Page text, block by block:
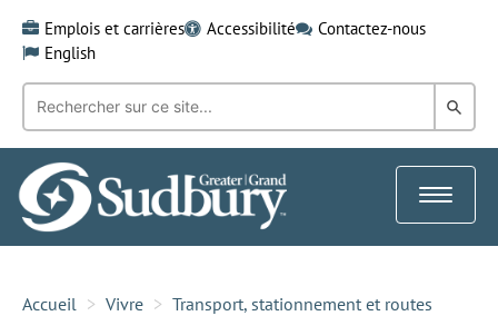
content
Emplois et carrières Accessibilité
Contactez-nous
English
Recherche
mot-
clé:
dans
Toggle
Accueil Vivre
Transport, stationnement et routes